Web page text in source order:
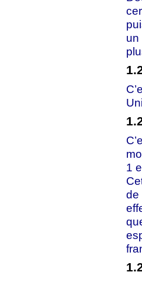
un
1
de